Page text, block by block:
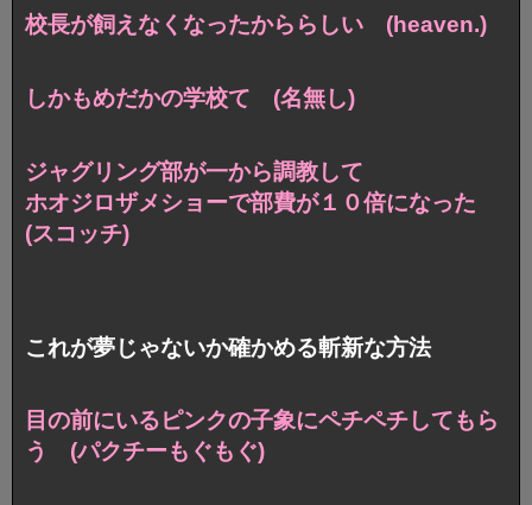
校長が飼えなくなったかららしい (heaven.)
しかもめだかの学校て (名無し)
ジャグリング部が一から調教して
ホオジロザメショーで部費が１０倍になった
(スコッチ)
これが夢じゃないか確かめる斬新な方法
目の前にいるピンクの子象にペチペチしてもら
う (パクチーもぐもぐ)